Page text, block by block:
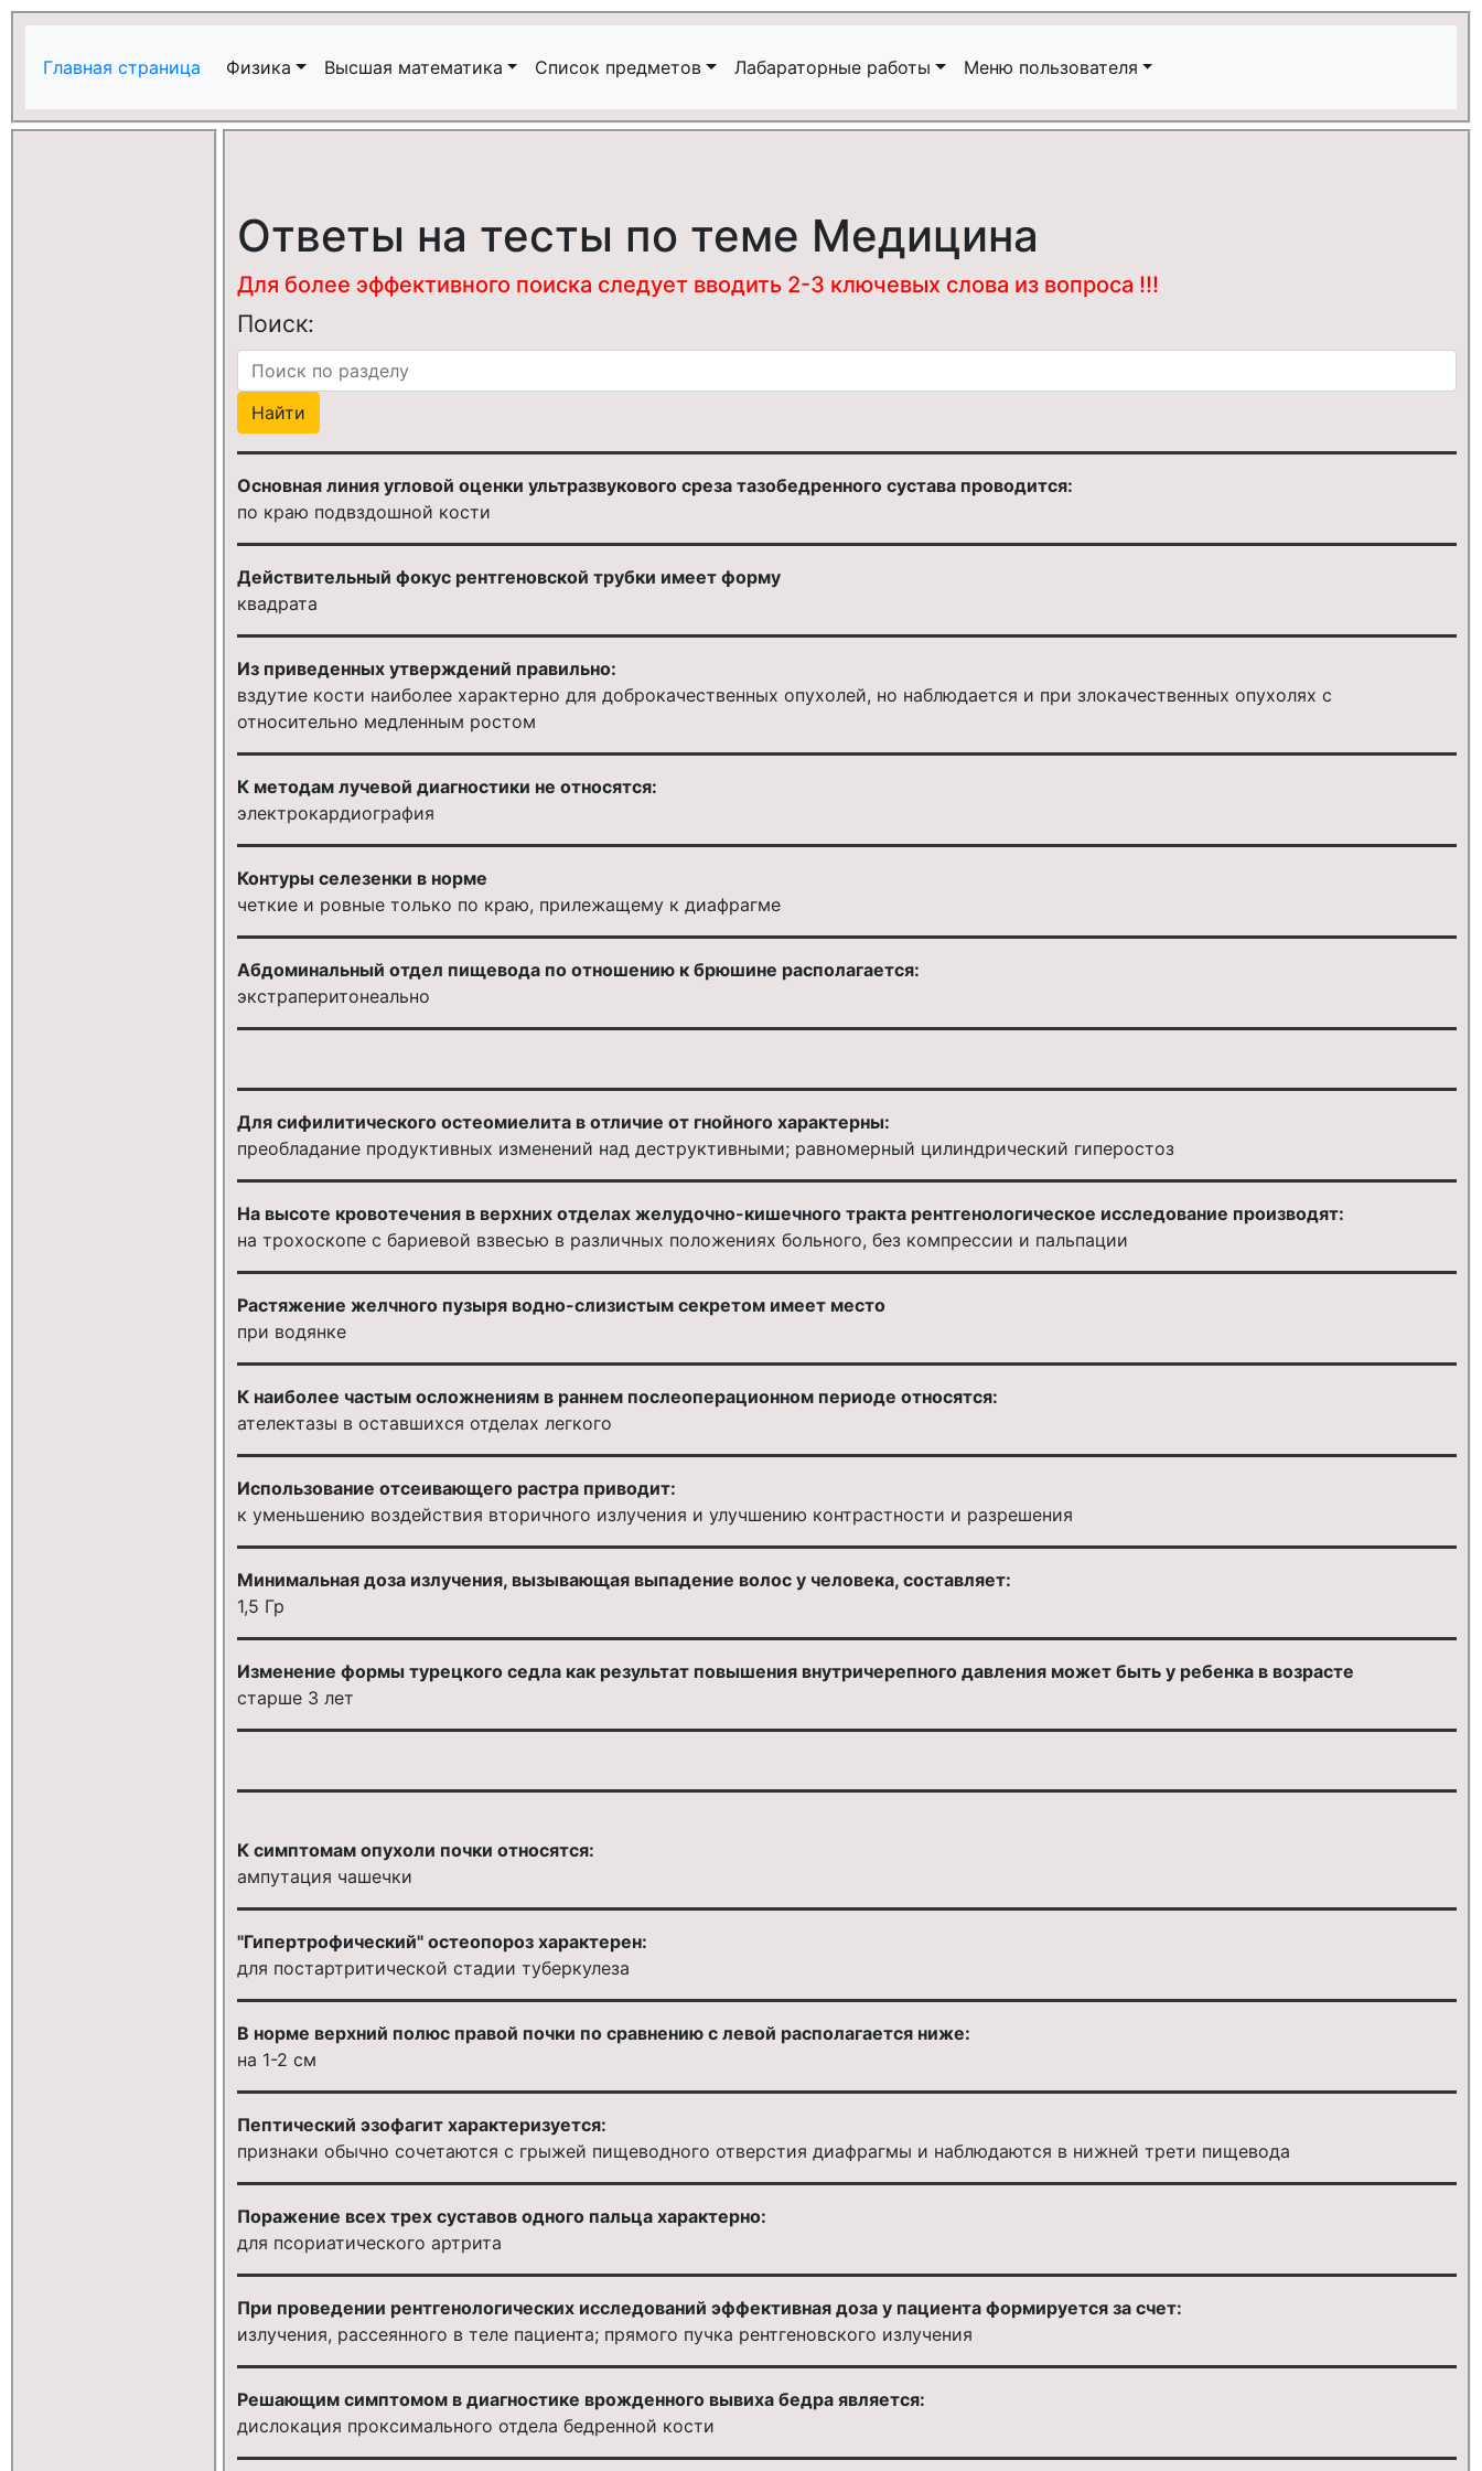
Главная страница Физика Высшая математика Список предметов Лабараторные работы Меню пользователя
Ответы на тесты по теме Медицина
Для более эффективного поиска следует вводить 2-3 ключевых слова из вопроса !!!
Поиск:
Основная линия угловой оценки ультразвукового среза тазобедренного сустава проводится:
по краю подвздошной кости
Действительный фокус рентгеновской трубки имеет форму
квадрата
Из приведенных утверждений правильно:
вздутие кости наиболее характерно для доброкачественных опухолей, но наблюдается и при злокачественных опухолях с
относительно медленным ростом
К методам лучевой диагностики не относятся:
электрокардиография
Контуры селезенки в норме
четкие и ровные только по краю, прилежащему к диафрагме
Абдоминальный отдел пищевода по отношению к брюшине располагается:
экстраперитонеально
Для сифилитического остеомиелита в отличие от гнойного характерны:
преобладание продуктивных изменений над деструктивными; равномерный цилиндрический гиперостоз
На высоте кровотечения в верхних отделах желудочно-кишечного тракта рентгенологическое исследование производят:
на трохоскопе с бариевой взвесью в различных положениях больного, без компрессии и пальпации
Растяжение желчного пузыря водно-слизистым секретом имеет место
при водянке
К наиболее частым осложнениям в раннем послеоперационном периоде относятся:
ателектазы в оставшихся отделах легкого
Использование отсеивающего растра приводит:
к уменьшению воздействия вторичного излучения и улучшению контрастности и разрешения
Минимальная доза излучения, вызывающая выпадение волос у человека, составляет:
1,5 Гр
Изменение формы турецкого седла как результат повышения внутричерепного давления может быть у ребенка в возрасте
старше 3 лет
К симптомам опухоли почки относятся:
ампутация чашечки
"Гипертрофический" остеопороз характерен:
для постартритической стадии туберкулеза
В норме верхний полюс правой почки по сравнению с левой располагается ниже:
на 1-2 см
Пептический эзофагит характеризуется:
признаки обычно сочетаются с грыжей пищеводного отверстия диафрагмы и наблюдаются в нижней трети пищевода
Поражение всех трех суставов одного пальца характерно:
для псориатического артрита
При проведении рентгенологических исследований эффективная доза у пациента формируется за счет:
излучения, рассеянного в теле пациента; прямого пучка рентгеновского излучения
Решающим симптомом в диагностике врожденного вывиха бедра является:
дислокация проксимального отдела бедренной кости